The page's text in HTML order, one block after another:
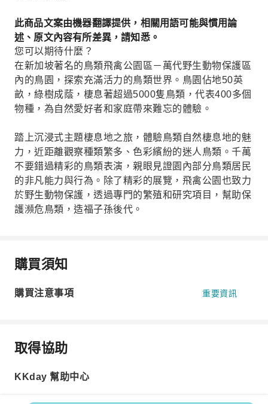
此商品文案由機器翻譯提供，相關用語可能與慣用論
述、原文內容有所差異，請知悉。
您可以期待什麼？
在新加坡著名的鳥類飛禽公園區－萬代野生動物保護區
內的鳥園，探索充滿活力的鳥類世界。鳥園佔地50英
畝，綠樹成蔭，棲息著超過5000隻鳥類，代表400多個
物種，為自然愛好者和家庭帶來難忘的體驗。
踏上沉浸式主題棲息地之旅，體驗鳥類自然棲息地的魅
力，近距離觀察種類繁多、色彩繽紛的迷人鳥類。千萬
不要錯過精彩的鳥類表演，親眼見證園內部分鳥類居民
的非凡能力與行為。除了精彩的展覽，飛禽公園也致力
於野生動物保護，透過專門的繁殖和研究項目，幫助保
護瀕危鳥類，造福子孫後代。
購買須知
購買注意事項 重要資訊
取得協助
KKday 幫助中心